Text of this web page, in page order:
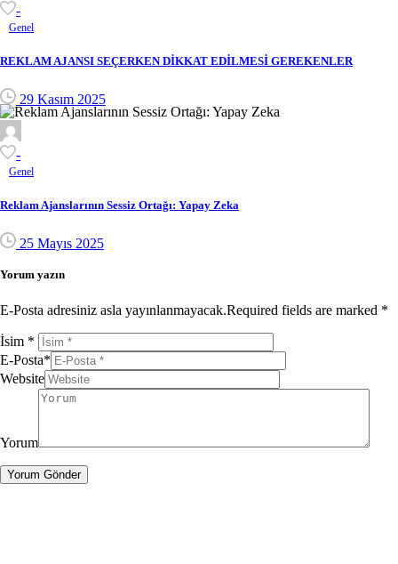
-
Genel
REKLAM AJANSI SEÇERKEN DİKKAT EDİLMESİ GEREKENLER
29 Kasım 2025
-
Genel
Reklam Ajanslarının Sessiz Ortağı: Yapay Zeka
25 Mayıs 2025
Yorum yazın
E-Posta adresiniz asla yayınlanmayacak.Required fields are marked *
İsim *
E-Posta*
Website
Yorum